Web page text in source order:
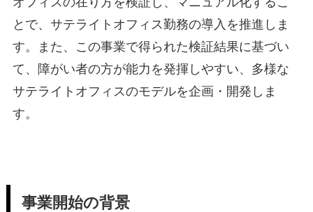
とで、サテライトオフィス勤務の導入を推進しま
す。また、この事業で得られた検証結果に基づい
て、障がい者の方が能力を発揮しやすい、多様な
サテライトオフィスのモデルを企画・開発しま
す。
事業開始の背景